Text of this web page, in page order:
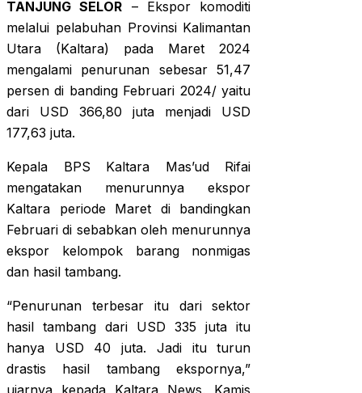
TANJUNG SELOR – Ekspor komoditi
melalui pelabuhan Provinsi Kalimantan
Utara (Kaltara) pada Maret 2024
mengalami penurunan sebesar 51,47
persen di banding Februari 2024/ yaitu
dari USD 366,80 juta menjadi USD
177,63 juta.
Kepala BPS Kaltara Mas’ud Rifai
mengatakan menurunnya ekspor
Kaltara periode Maret di bandingkan
Februari di sebabkan oleh menurunnya
ekspor kelompok barang nonmigas
dan hasil tambang.
“Penurunan terbesar itu dari sektor
hasil tambang dari USD 335 juta itu
hanya USD 40 juta. Jadi itu turun
drastis hasil tambang ekspornya,”